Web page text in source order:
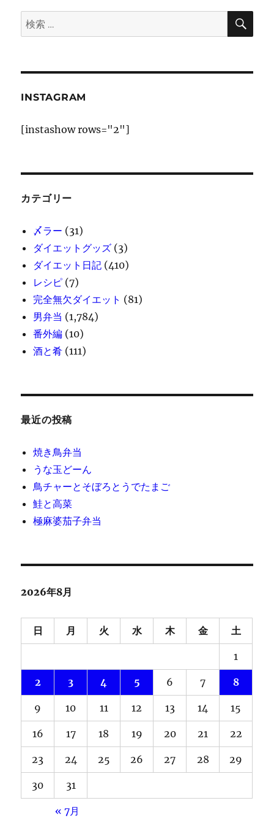
ン
検
索:
検
INSTAGRAM
[instashow rows="2"]
カテゴリー
〆ラー (31)
ダイエットグッズ (3)
ダイエット日記 (410)
レシピ (7)
完全無欠ダイエット (81)
男弁当 (1,784)
番外編 (10)
酒と肴 (111)
最近の投稿
焼き鳥弁当
うな玉どーん
鳥チャーとそぼろとうでたまご
鮭と高菜
極麻婆茄子弁当
2026年8月
日 月 火 水 木 金 土
1
2 3 4 5 6 7 8
9 10 11 12 13 14 15
16 17 18 19 20 21 22
23 24 25 26 27 28 29
30 31
« 7月